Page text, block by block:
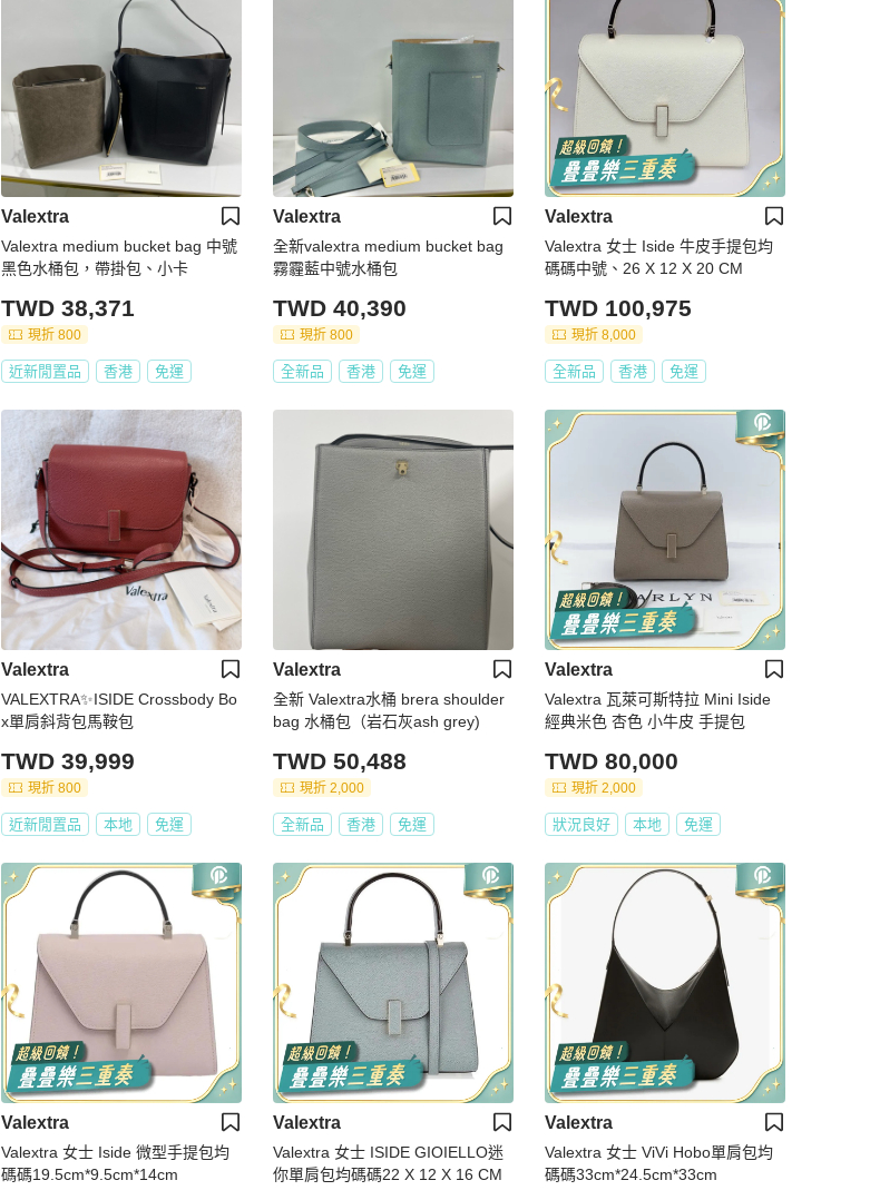
Valextra
Valextra medium bucket bag 中號
黑色水桶包，帶掛包、小卡
TWD 38,371
現折 800
近新閒置品 香港 免運
Valextra
全新valextra medium bucket bag
霧霾藍中號水桶包
TWD 40,390
現折 800
全新品 香港 免運
Valextra
Valextra 女士 Iside 牛皮手提包均
碼碼中號、26 X 12 X 20 CM
TWD 100,975
現折 8,000
全新品 香港 免運
Valextra
VALEXTRA✨ISIDE Crossbody Bo
x單肩斜背包馬鞍包
TWD 39,999
現折 800
近新閒置品 本地 免運
Valextra
全新 Valextra水桶 brera shoulder
bag 水桶包（岩石灰ash grey)
TWD 50,488
現折 2,000
全新品 香港 免運
Valextra
Valextra 瓦萊可斯特拉 Mini Iside
經典米色 杏色 小牛皮 手提包
TWD 80,000
現折 2,000
狀況良好 本地 免運
Valextra
Valextra 女士 Iside 微型手提包均
碼碼19.5cm*9.5cm*14cm
Valextra
Valextra 女士 ISIDE GIOIELLO迷
你單肩包均碼碼22 X 12 X 16 CM
Valextra
Valextra 女士 ViVi Hobo單肩包均
碼碼33cm*24.5cm*33cm